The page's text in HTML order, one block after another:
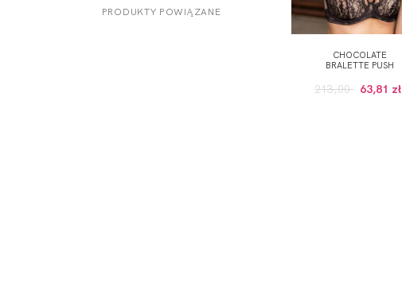
PRODUKTY POWIĄZANE
CHOCOLATE
BRALETTE PUSH
213,00 63,81 zł